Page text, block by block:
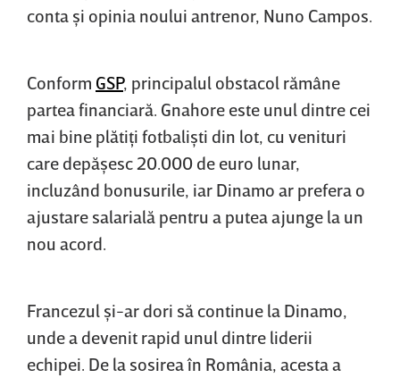
conta şi opinia noului antrenor, Nuno Campos.
Conform GSP, principalul obstacol rămâne
partea financiară. Gnahore este unul dintre cei
mai bine plătiţi fotbalişti din lot, cu venituri
care depăşesc 20.000 de euro lunar,
incluzând bonusurile, iar Dinamo ar prefera o
ajustare salarială pentru a putea ajunge la un
nou acord.
Francezul şi-ar dori să continue la Dinamo,
unde a devenit rapid unul dintre liderii
echipei. De la sosirea în România, acesta a